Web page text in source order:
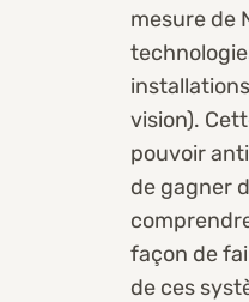
mesure de
vision).
pouvoir
de gagner
façon de
de ces